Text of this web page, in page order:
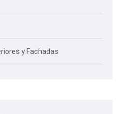
y Fachadas